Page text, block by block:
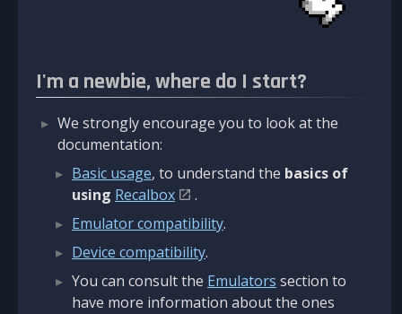
I'm a newbie, where do I start?
We strongly encourage you to look at the
documentation:
Basic usage, to understand the basics of
using Recalbox
.
Emulator compatibility.
Device compatibility.
You can consult the Emulators section to
have more information about the ones